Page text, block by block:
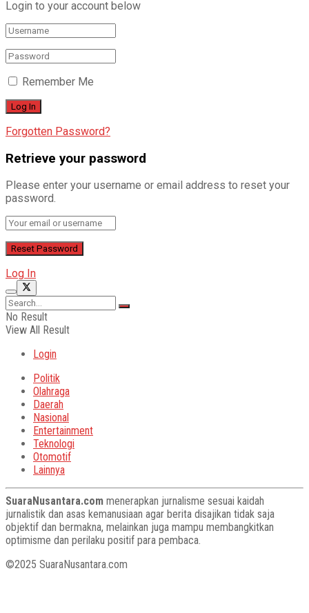
Login to your account below
Remember Me
Forgotten Password?
Retrieve your password
Please enter your username or email address to reset your
password.
Log In
No Result
View All Result
Login
Politik
Olahraga
Daerah
Nasional
Entertainment
Teknologi
Otomotif
Lainnya
SuaraNusantara.com menerapkan jurnalisme sesuai kaidah
jurnalistik dan asas kemanusiaan agar berita disajikan tidak saja
objektif dan bermakna, melainkan juga mampu membangkitkan
optimisme dan perilaku positif para pembaca.
©2025 SuaraNusantara.com